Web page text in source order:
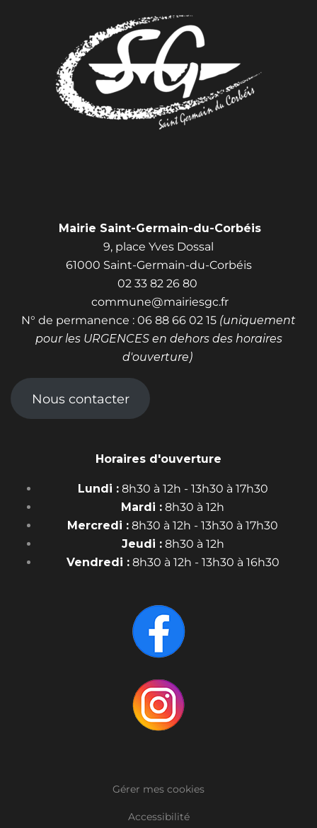
Mairie Saint-Germain-du-Corbéis
9, place Yves Dossal
61000 Saint-Germain-du-Corbéis
02 33 82 26 80
commune@mairiesgc.fr
N° de permanence : 06 88 66 02 15 (uniquement
pour les URGENCES en dehors des horaires
d'ouverture)
Nous contacter
Horaires d'ouverture
Lundi :8h30 à 12h - 13h30 à 17h30
Mardi : 8h30 à 12h
Mercredi : 8h30 à 12h - 13h30 à 17h30
Jeudi :8h30 à 12h
Vendredi :8h30 à 12h - 13h30 à 16h30
Gérer mes cookies
Accessibilité